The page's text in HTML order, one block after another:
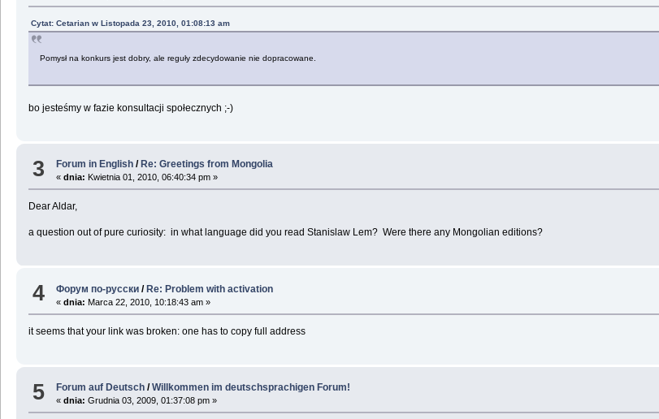
Cytat: Cetarian w Listopada 23, 2010, 01:08:13 am
Pomysł na konkurs jest dobry, ale reguły zdecydowanie nie dopracowane.
bo jesteśmy w fazie konsultacji społecznych ;-)
3 Forum in English / Re: Greetings from Mongolia
«dnia: Kwietnia 01, 2010, 06:40:34 pm »
Dear Aldar,
a question out of pure curiosity: in what language did you read Stanislaw Lem? Were there any Mongolian editions?
4 Форум по-русски /Re: Problem with activation
«dnia: Marca 22, 2010, 10:18:43 am »
it seems that your link was broken: one has to copy full address
5 Forum auf Deutsch /Willkommen im deutschsprachigen Forum!
«dnia: Grudnia 03, 2009, 01:37:08 pm »